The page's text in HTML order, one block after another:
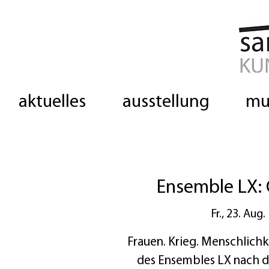
aktuelles ausstellung
Ensemble
Fr., 23. Aug.
Frauen. Krieg.